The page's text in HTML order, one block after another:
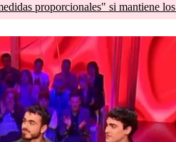
proporcionales" si mantiene